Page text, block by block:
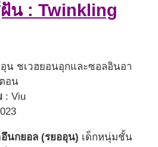
น : Twinkling
น ชเวฮยอนอุกและซอลอินอา
อน
: Viu
นกยอล (รยออุน) เด็กหนุ่มชั้น